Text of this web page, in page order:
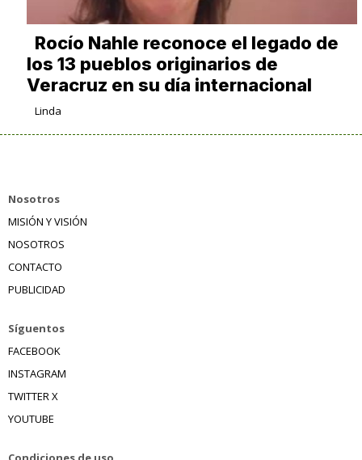
Rocío Nahle reconoce el legado de
los 13 pueblos originarios de
Veracruz en su día internacional
Linda
Nosotros
MISIÓN Y VISIÓN
NOSOTROS
CONTACTO
PUBLICIDAD
Síguentos
FACEBOOK
INSTAGRAM
TWITTER X
YOUTUBE